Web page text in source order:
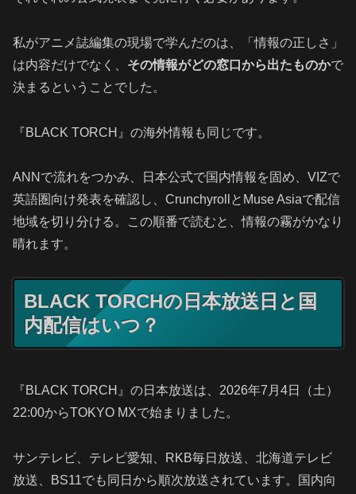
私がアニメ誌編集の現場で学んだのは、「情報の正しさ」
は内容だけでなく、 その情報がどの窓口から出たものかで
決まるということでした。
『BLACK TORCH』の海外情報も同じです。
ANNで流れをつかみ、日本公式で国内情報を固め、VIZで
英語圏向け発表を確認し、CrunchyrollとMuse Asiaで配信
地域を切り分ける。この順番で読むと、情報の霧がかなり
晴れます。
BLACK TORCHの日本放送日と国
内配信はいつ？
『BLACK TORCH』の日本放送は、2026年7月4日（土）
22:00からTOKYO MXで始まりました。
サンテレビ、テレビ愛知、RKB毎日放送、北海道テレビ
放送、BS11でも同日から順次放送されています。国内向